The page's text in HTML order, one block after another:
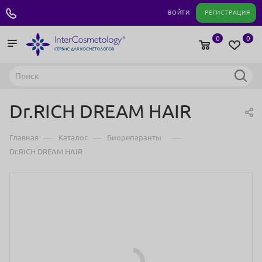
ВОЙТИ РЕГИСТРАЦИЯ
0
0
Dr.RICH DREAM HAIR
Главная — Каталог — Биорепаранты —
Dr.RICH DREAM HAIR